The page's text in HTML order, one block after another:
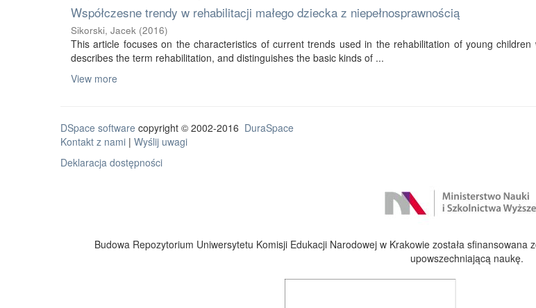
Współczesne trendy w rehabilitacji małego dziecka z niepełnosprawnością
Sikorski, Jacek (2016)
This article focuses on the characteristics of current trends used in the rehabilitation of young
describes the term rehabilitation, and distinguishes the basic kinds of ...
View more
DSpace software copyright © 2002-2016 DuraSpace
Kontakt z nami | Wyślij uwagi
Deklaracja dostępności
Budowa Repozytorium Uniwersytetu Komisji Edukacji Narodowej w Krakowie została
upowszechniającą naukę.